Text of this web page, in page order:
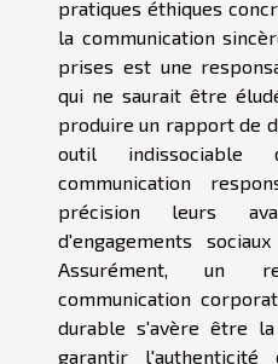
pratiques éthiques
la communication
prises est une
qui ne saurait être
produire un rapport de
outil indissociable
communication
précision leurs
d'engagements
Assurément, un
communication
durable s'avère être
garantir